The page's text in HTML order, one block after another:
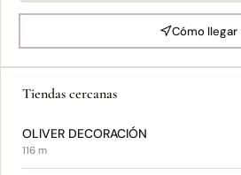
Cómo llegar
Tiendas cercanas
OLlVER DECORACIÓN
116 m